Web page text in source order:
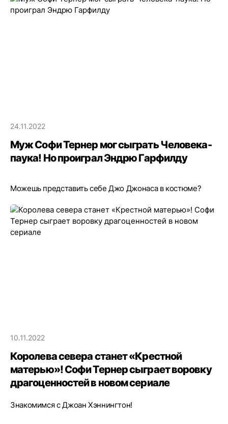
24.11.2022
Муж Софи Тернер мог сыграть Человека-
паука! Но проиграл Эндрю Гарфилду
Можешь представить себе Джо Джонаса в костюме?
10.11.2022
Королева севера станет «Крестной
матерью»! Софи Тернер сыграет воровку
драгоценностей в новом сериале
Знакомимся с Джоан Хэннингтон!